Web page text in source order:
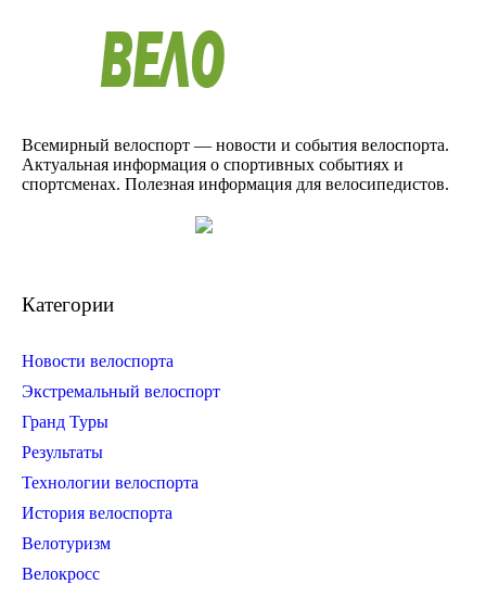
Всемирный велоспорт — новости и события велоспорта.
Актуальная информация о спортивных событиях и
спортсменах. Полезная информация для велосипедистов.
Категории
Новости велоспорта
Экстремальный велоспорт
Гранд Туры
Результаты
Технологии велоспорта
История велоспорта
Велотуризм
Велокросс